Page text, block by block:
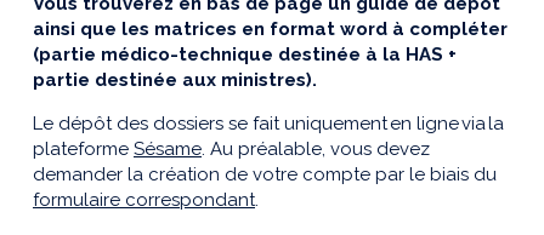
ainsi que les matrices en format word à compléter
(partie médico-technique destinée à la HAS +
partie destinée aux ministres).
Le dépôt des dossiers se fait uniquement en ligne via la
plateforme Sésame. Au préalable, vous devez
demander la création de votre compte par le biais du
formulaire correspondant.